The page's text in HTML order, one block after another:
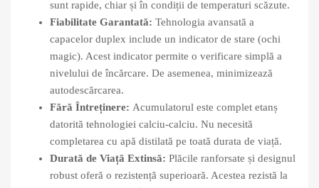
sunt rapide, chiar și în condiții de temperaturi scăzute.
Fiabilitate Garantată: Tehnologia avansată a
capacelor duplex include un indicator de stare (ochi
magic). Acest indicator permite o verificare simplă a
nivelului de încărcare. De asemenea, minimizează
autodescărcarea.
Fără Întreținere: Acumulatorul este complet etanș
datorită tehnologiei calciu-calciu. Nu necesită
completarea cu apă distilată pe toată durata de viață.
Durată de Viață Extinsă: Plăcile ranforsate și designul
robust oferă o rezistență superioară. Acestea rezistă la